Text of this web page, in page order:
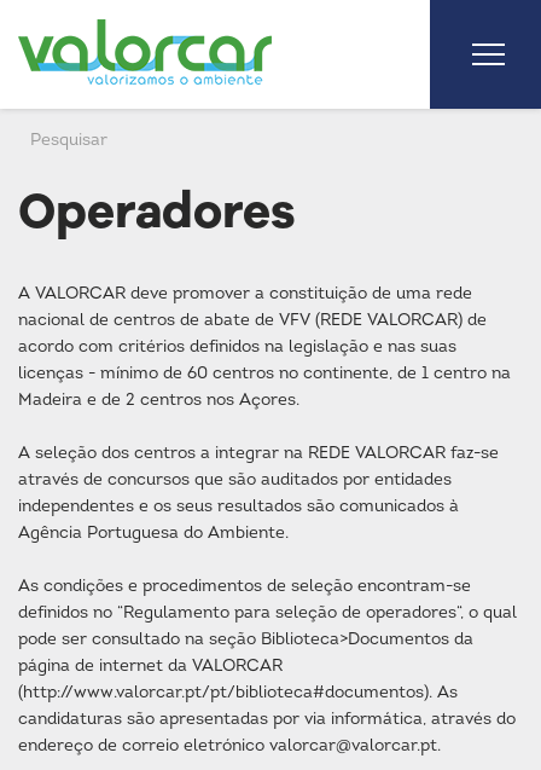
Operadores
A VALORCAR deve promover a constituição de uma rede
nacional de centros de abate de VFV (REDE VALORCAR) de
acordo com critérios definidos na legislação e nas suas
licenças - mínimo de 60 centros no continente, de 1 centro na
Madeira e de 2 centros nos Açores.
A seleção dos centros a integrar na REDE VALORCAR faz-se
através de concursos que são auditados por entidades
independentes e os seus resultados são comunicados à
Agência Portuguesa do Ambiente.
As condições e procedimentos de seleção encontram-se
definidos no “Regulamento para seleção de operadores“, o qual
pode ser consultado na seção Biblioteca>Documentos da
página de internet da VALORCAR
(http://www.valorcar.pt/pt/biblioteca#documentos). As
candidaturas são apresentadas por via informática, através do
endereço de correio eletrónico valorcar@valorcar.pt.